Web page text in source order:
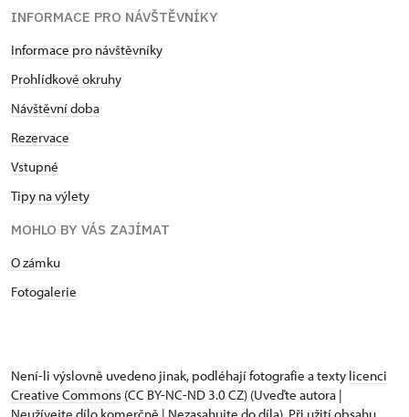
INFORMACE PRO NÁVŠTĚVNÍKY
Informace pro návštěvníky
Prohlídkové okruhy
Návštěvní doba
Rezervace
Vstupné
Tipy na výlety
MOHLO BY VÁS ZAJÍMAT
O zámku
Fotogalerie
Není-li výslovně uvedeno jinak, podléhají fotografie a texty licenci
Creative Commons (CC BY-NC-ND 3.0 CZ) (Uveďte autora |
Neužívejte dílo komerčně | Nezasahujte do díla). Při užití obsahu